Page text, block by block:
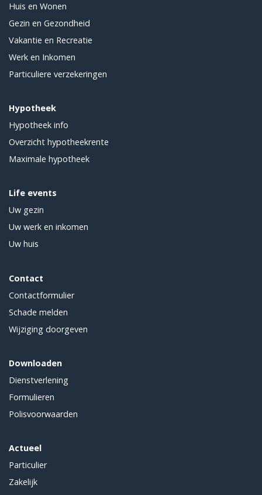
Huis en Wonen
Gezin en Gezondheid
Vakantie en Recreatie
Werk en Inkomen
Particuliere verzekeringen
Hypotheek
Hypotheek info
Overzicht hypotheekrente
Maximale hypotheek
Life events
Uw gezin
Uw werk en inkomen
Uw huis
Contact
Contactformulier
Schade melden
Wijziging doorgeven
Downloaden
Dienstverlening
Formulieren
Polisvoorwaarden
Actueel
Particulier
Zakelijk